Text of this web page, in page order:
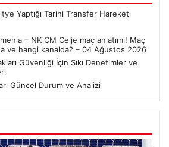
Yaptığı Tarihi Transfer Hareketi
– NK CM Celje maç anlatımı! Maç
ve hangi kanalda? – 04 Ağustos 2026
Güvenliği İçin Sıkı Denetimler ve
Güncel Durum ve Analizi